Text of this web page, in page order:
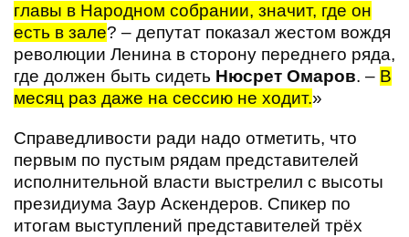
главы в Народном собрании, значит, где он
есть в зале? – депутат показал жестом вождя
революции Ленина в сторону переднего ряда,
где должен быть сидеть Нюсрет Омаров. – В
месяц раз даже на сессию не ходит.»
Справедливости ради надо отметить, что
первым по пустым рядам представителей
исполнительной власти выстрелил с высоты
президиума Заур Аскендеров. Спикер по
итогам выступлений представителей трёх